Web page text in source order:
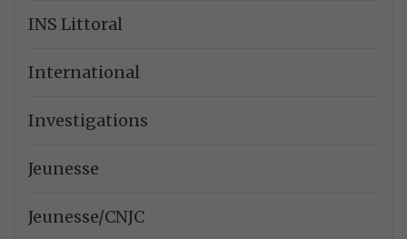
INS Littoral
International
Investigations
Jeunesse
Jeunesse/CNJC